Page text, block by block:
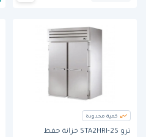
كمية محدودة
ترو STA2HRI-2S خزانة حفظ